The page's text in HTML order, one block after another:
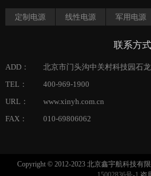
定制电源 线性电源 军用电源
联系方式
ADD：
北京市门头沟中关村科技园石
TEL：
400-969-1900
URL：
www.xinyh.com.cn
FAX：
010-69806062
Copyright © 2012-2023 北京鑫宇航科技有